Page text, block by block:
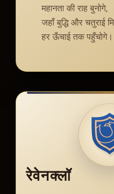
महानता की राह बुनोगे,
जहाँ बुद्धि और चतुराई
हर ऊँचाई तक पहुँचोगे।
रेवेनक्लॉ